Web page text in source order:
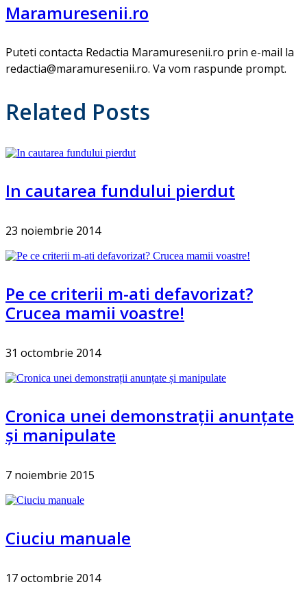
Maramuresenii.ro
Puteti contacta Redactia Maramuresenii.ro prin e-mail la
redactia@maramuresenii.ro. Va vom raspunde prompt.
Related Posts
In cautarea fundului pierdut
23 noiembrie 2014
Pe ce criterii m-ati defavorizat?
Crucea mamii voastre!
31 octombrie 2014
Cronica unei demonstrații anunțate
și manipulate
7 noiembrie 2015
Ciuciu manuale
17 octombrie 2014